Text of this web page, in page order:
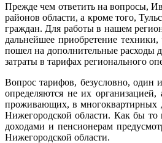
Прежде чем ответить на вопросы,
районов области, а кроме того,
граждан. Для работы в нашем
дальнейшее приобретение
пошел на дополнительные расходы
затраты в тарифах регионального
Вопрос тарифов, безусловно,
определяются не их
проживающих, в многоквартирных
Нижегородской области. Как бы
доходами и пенсионерам
Нижегородской области.